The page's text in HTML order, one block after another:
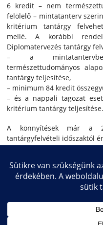
6 kredit – nem
felölelő – mintatanterv
kritérium tantárgy
mellé. A korábbi
Diplomatervezés tantárgy
– a
természettudományos
tantárgy teljesítése,
– minimum 84 kredit
– és a nappali tagozat
kritérium tantárgy teljesítése.
A könnyítések már a
tantárgyfelvételi időszaktól
Copyright © 2026
Impresszum